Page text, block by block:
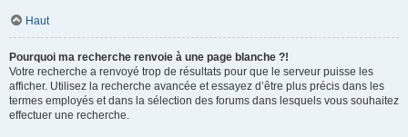
Haut
Pourquoi ma recherche renvoie à une page blanche ?!
Votre recherche a renvoyé trop de résultats pour que le serveur puisse les
afficher. Utilisez la recherche avancée et essayez d’être plus précis dans les
termes employés et dans la sélection des forums dans lesquels vous souhaitez
effectuer une recherche.